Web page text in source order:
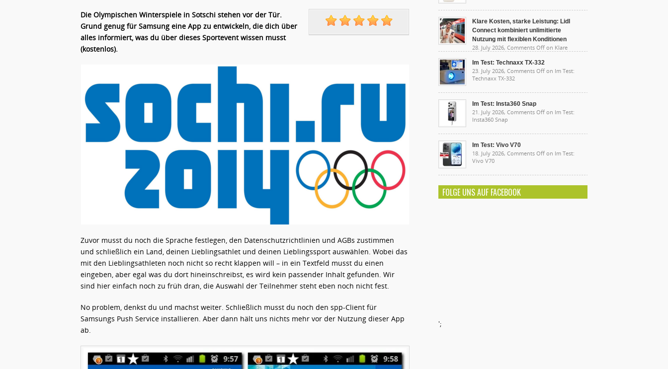
Die Olympischen Winterspiele in Sotschi stehen vor der Tür.
Grund genug für Samsung eine App zu entwickeln, die dich über
alles informiert, was du über dieses Sportevent wissen musst
(kostenlos).
Zuvor musst du noch die Sprache festlegen, den Datenschutzrichtlinien und AGBs zustimmen
und schließlich ein Land, deinen Lieblingsathlet und deinen Lieblingssport auswählen. Wobei das
mit den Lieblingsathleten noch nicht so recht klappen will – in ein Textfeld musst du einen
eingeben, aber egal was du dort hineinschreibst, es wird kein passender Inhalt gefunden. Wir
sind hier einfach noch zu früh dran, die Auswahl der Teilnehmer steht eben noch nicht fest.
No problem, denkst du und machst weiter. Schließlich musst du noch den spp-Client für
Samsungs Push Service installieren. Aber dann hält uns nichts mehr vor der Nutzung dieser App
ab.
Klare Kosten, starke Leistung: Lidl
Connect kombiniert unlimitierte
Nutzung mit flexiblen Konditionen
28. July 2026, Comments Off on Klare
unlimitierte Nutzung mit flexiblen Konditionen
Im Test: Technaxx TX-332
23. July 2026, Comments Off on Im Test:
Technaxx TX-332
Im Test: Insta360 Snap
21. July 2026, Comments Off on Im Test:
Insta360 Snap
Im Test: Vivo V70
18. July 2026, Comments Off on Im Test:
Vivo V70
FOLGE UNS AUF FACEBOOK
';